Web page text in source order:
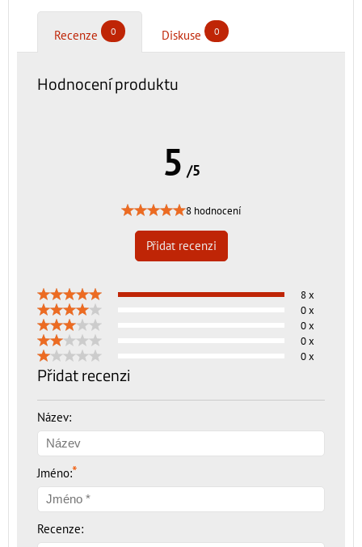
Recenze 0 Diskuse 0
Hodnocení produktu
5 /5
8 hodnocení
Přidat recenzi
8 x
0 x
0 x
0 x
0 x
Přidat recenzi
Název:
Jméno:*
Recenze: